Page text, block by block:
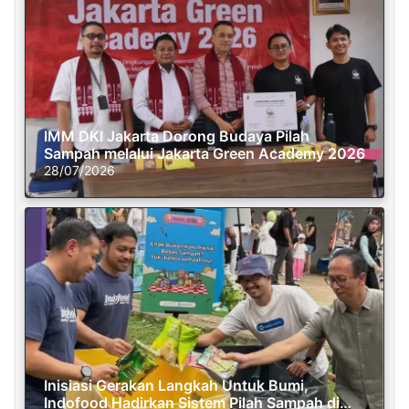
IMM DKI Jakarta Dorong Budaya Pilah
Sampah melalui Jakarta Green Academy 2026
28/07/2026
Inisiasi Gerakan Langkah Untuk Bumi,
Indofood Hadirkan Sistem Pilah Sampah di